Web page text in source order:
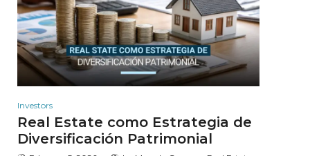
Investors
Real Estate como Estrategia de
Diversificación Patrimonial